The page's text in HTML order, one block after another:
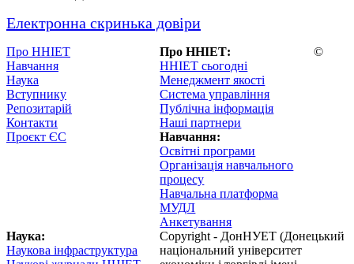
Електронна скринька довіри
Про ННІЕТ
Навчання
Наука
Вступнику
Репозитарій
Контакти
Проєкт ЄС
Про ННІЕТ:
ННІЕТ сьогодні
Менеджмент якості
Система управління
Публічна інформація
Наші партнери
Навчання:
Освітні програми
Організація навчального
процесу
Навчальна платформа
МУДЛ
Анкетування
Наука:
Наукова інфраструктура
©
Copyright - ДонНУЕТ (Донецький
національний університет